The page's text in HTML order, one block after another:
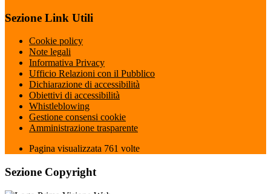
Sezione Link Utili
Cookie policy
Note legali
Informativa Privacy
Ufficio Relazioni con il Pubblico
Dichiarazione di accessibilità
Obiettivi di accessibilità
Whistleblowing
Gestione consensi cookie
Amministrazione trasparente
Pagina visualizzata 761 volte
Sezione Copyright